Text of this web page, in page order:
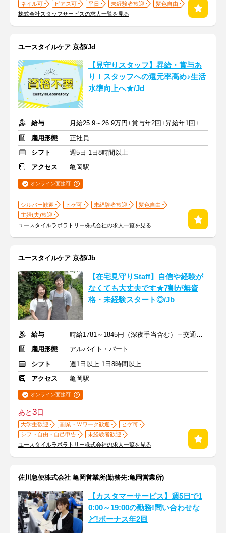
ネイル可 ピアス可 平日 未経験者歓迎
髪色自由
株式会社スタッフサービスの求人一覧を見る
ユースタイルケア 京都/Jd
【見守りスタッフ】昇給・賞与あ
り！スタッフへの還元率高め♪生活
水準向上へ★/Jd
給与
月給25.9～26.9万円+賞与年2回+昇給年1回+交通費全額
雇用形態
正社員
シフト
週5日 1日8時間以上
アクセス
亀岡駅
オンライン面接可
シルバー歓迎 ヒゲ可 未経験者歓迎
髪色自由
主婦(夫)歓迎
ユースタイルラボラトリー株式会社の求人一覧を見る
ユースタイルケア 京都/Jb
【在宅見守りStaff】自信や経験が
なくても大丈夫です★7割が無資
格・未経験スタート◎/Jb
給与
時給1781～1845円（深夜手当含む）＋交通費支給
雇用形態
アルバイト・パート
シフト
週1日以上 1日8時間以上
アクセス
亀岡駅
オンライン面接可
あと3日
大学生歓迎 副業・Ｗワーク歓迎
ヒゲ可
シフト自由・自己申告
未経験者歓迎
ユースタイルラボラトリー株式会社の求人一覧を見る
佐川急便株式会社 亀岡営業所(勤務先:亀岡営業所)
【カスタマーサービス】週5日で1
0:00～19:00の勤務!問い合わせな
ど!ボーナス年2回